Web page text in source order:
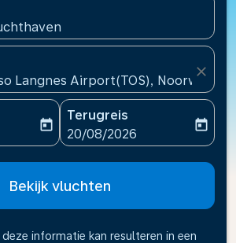
Langnes Airport(TOS), Noorwegen
close
date-aria-label
today
Terugreis
fc-booking-return-date-
20/08/2026
today
Bekijk vluchten
informatie kan resulteren in een